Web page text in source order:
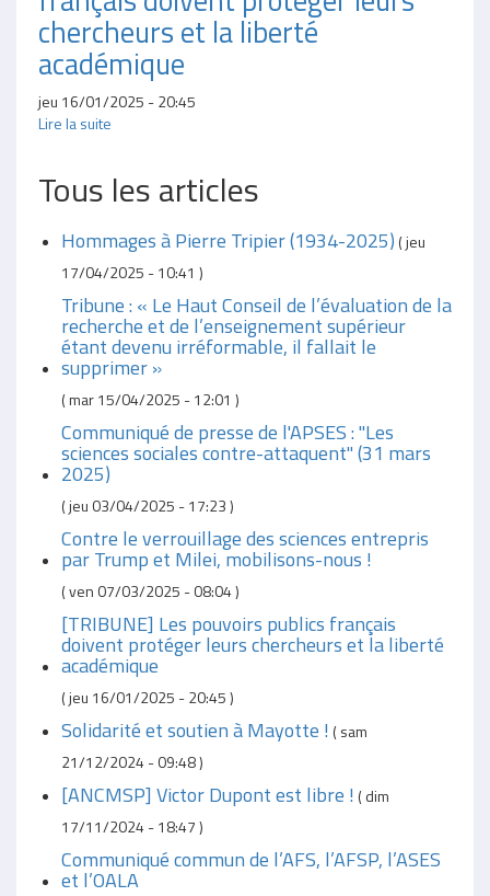
chercheurs et la liberté
académique
jeu 16/01/2025 - 20:45
Lire la suite
Tous les articles
Hommages à Pierre Tripier (1934-2025) (jeu
17/04/2025 - 10:41 )
Tribune : « Le Haut Conseil de l’évaluation de la
recherche et de l’enseignement supérieur
étant devenu irréformable, il fallait le
supprimer »
(mar 15/04/2025 - 12:01 )
Communiqué de presse de l'APSES : "Les
sciences sociales contre-attaquent" (31 mars
2025)
(jeu 03/04/2025 - 17:23)
Contre le verrouillage des sciences entrepris
par Trump et Milei, mobilisons-nous !
(ven 07/03/2025 - 08:04)
[TRIBUNE] Les pouvoirs publics français
doivent protéger leurs chercheurs et la liberté
académique
(jeu 16/01/2025 - 20:45)
Solidarité et soutien à Mayotte ! (sam
21/12/2024 - 09:48)
[ANCMSP] Victor Dupont est libre ! (dim
17/11/2024 - 18:47)
Communiqué commun de l’AFS, l’AFSP, l’ASES
et l’OALA